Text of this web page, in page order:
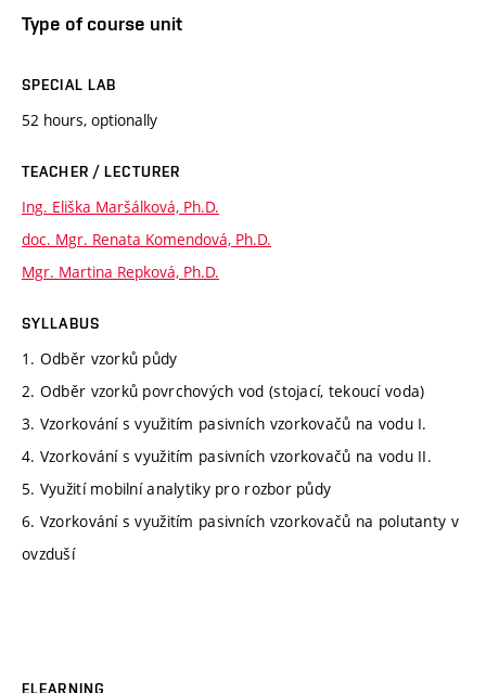
Type of course unit
SPECIAL LAB
52 hours, optionally
TEACHER / LECTURER
Ing. Eliška Maršálková, Ph.D.
doc. Mgr. Renata Komendová, Ph.D.
Mgr. Martina Repková, Ph.D.
SYLLABUS
1. Odběr vzorků půdy
2. Odběr vzorků povrchových vod (stojací, tekoucí voda)
3. Vzorkování s využitím pasivních vzorkovačů na vodu I.
4. Vzorkování s využitím pasivních vzorkovačů na vodu II.
5. Využití mobilní analytiky pro rozbor půdy
6. Vzorkování s využitím pasivních vzorkovačů na polutanty v
ovzduší
ELEARNING